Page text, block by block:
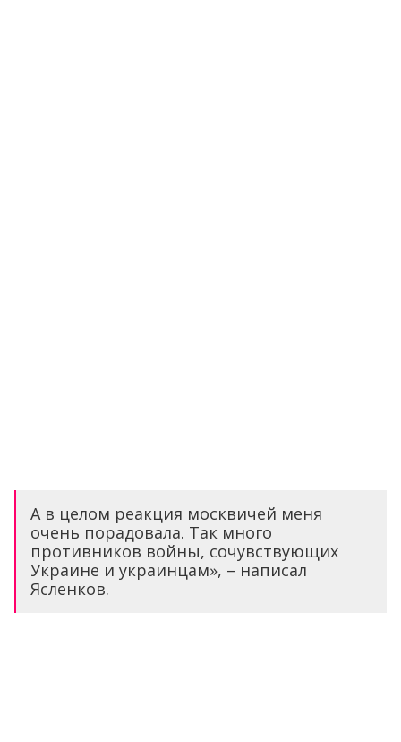
А в целом реакция москвичей меня
очень порадовала. Так много
противников войны, сочувствующих
Украине и украинцам», – написал
Ясленков.